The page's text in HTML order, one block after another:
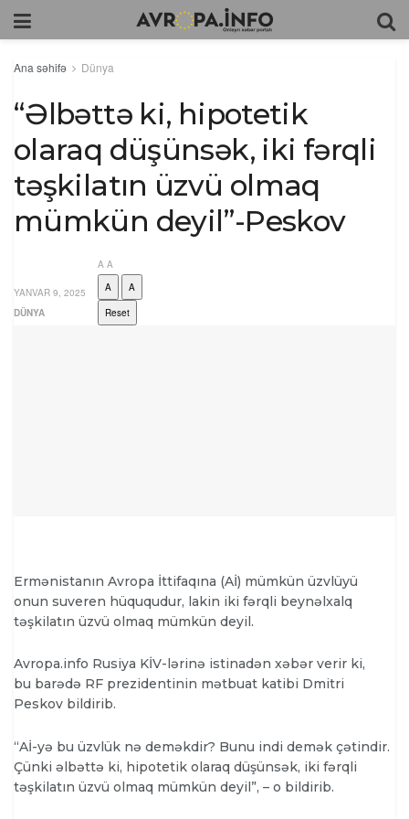
Ana səhifə Dünya
“Əlbəttə ki, hipotetik
olaraq düşünsək, iki fərqli
təşkilatın üzvü olmaq
mümkün deyil”-Peskov
YANVAR 9, 2025
DÜNYA
A A
A
A
Reset
Ermənistanın Avropa İttifaqına (Aİ) mümkün üzvlüyü
onun suveren hüququdur, lakin iki fərqli beynəlxalq
təşkilatın üzvü olmaq mümkün deyil.
Avropa.info Rusiya KİV-lərinə istinadən xəbər verir ki,
bu barədə RF prezidentinin mətbuat katibi Dmitri
Peskov bildirib.
“Aİ-yə bu üzvlük nə deməkdir? Bunu indi demək çətindir.
Çünki əlbəttə ki, hipotetik olaraq düşünsək, iki fərqli
təşkilatın üzvü olmaq mümkün deyil”, – o bildirib.